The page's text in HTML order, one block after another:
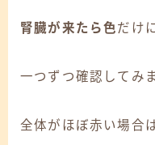
腎臓が来たら色だけ
一つずつ確認してみ
全体がほぼ赤い場合